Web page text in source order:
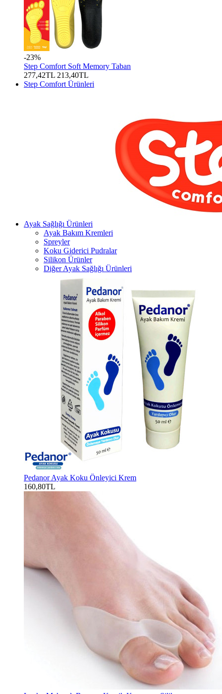
-23%
Step Comfort Soft Memory Taban
277,42TL 213,40TL
Step Comfort Ürünleri
Ayak Sağlığı Ürünleri
Ayak Bakım Kremleri
Spreyler
Koku Giderici Pudralar
Silikon Ürünler
Diğer Ayak Sağlığı Ürünleri
Pedanor Ayak Koku Önleyici Krem
160,80TL